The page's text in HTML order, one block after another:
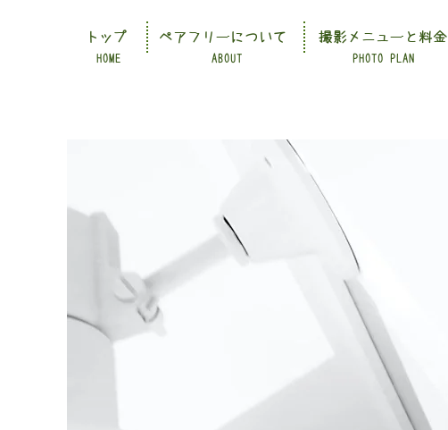
HOME ABOUT PHOTO PLAN
トップ ペアフリーについて 撮影メニューと料金